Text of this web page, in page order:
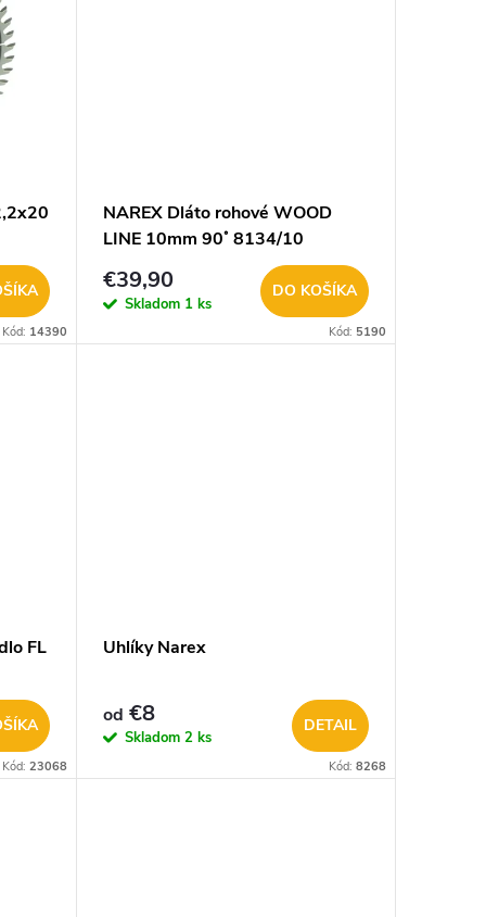
Kód: 14390
NAREX Dláto rohové WOOD
LINE 10mm 90˚ 8134/10
€39,90
Skladom 1 ks
DO KOŠÍKA
Kód: 5190
FL
Kód: 23068
Uhlíky Narex
od €8
Skladom 2 ks
DETAIL
Kód: 8268